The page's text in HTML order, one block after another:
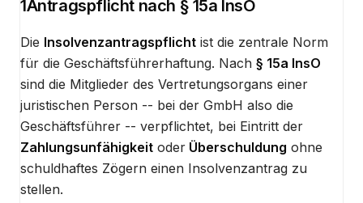
1Antragspflicht nach § 15a InsO
Die Insolvenzantragspflicht ist die zentrale Norm
für die Geschäftsführerhaftung. Nach § 15a InsO
sind die Mitglieder des Vertretungsorgans einer
juristischen Person -- bei der GmbH also die
Geschäftsführer -- verpflichtet, bei Eintritt der
Zahlungsunfähigkeit oder Überschuldung ohne
schuldhaftes Zögern einen Insolvenzantrag zu
stellen.